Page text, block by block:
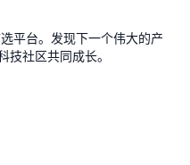
平台。发现下一个伟大的产
技社区共同成长。